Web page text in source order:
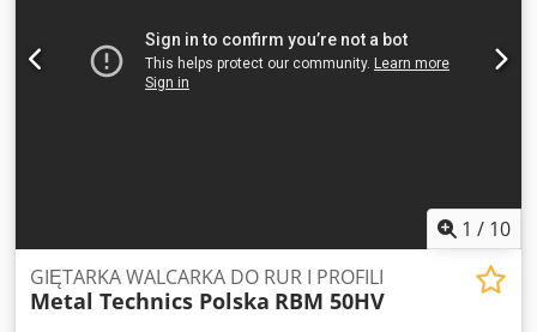
1 / 10
GIĘTARKA WALCARKA DO RUR I PROFILI
Metal Technics Polska RBM 50HV